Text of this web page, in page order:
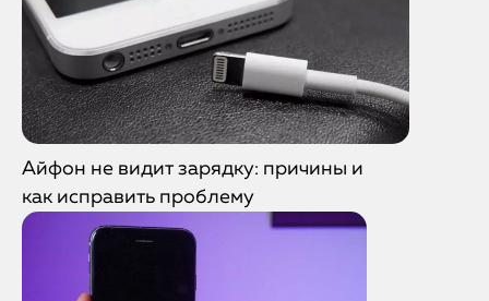
Айфон не видит зарядку: причины и
как исправить проблему